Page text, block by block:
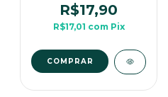
Rpg de Mesa
R$17,90
R$17,01 com Pix
COMPRAR